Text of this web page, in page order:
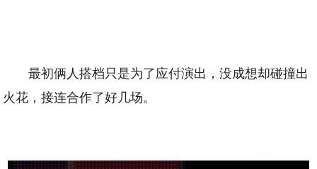
最初俩人搭档只是为了应付演出，没成想却碰撞出
火花，接连合作了好几场。